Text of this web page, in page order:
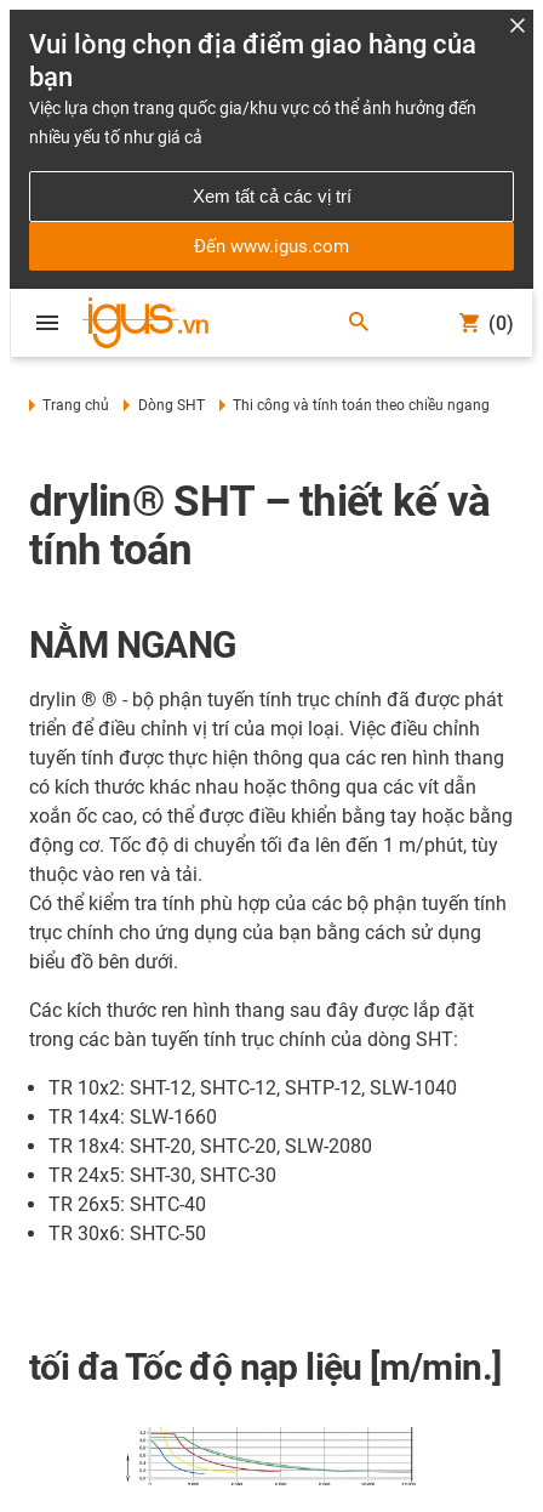
Vui lòng chọn địa điểm giao hàng của
bạn
Việc lựa chọn trang quốc gia/khu vực có thể ảnh hưởng đến
nhiều yếu tố như giá cả
Xem tất cả các vị trí
Đến www.igus.com
(0)
Trang chủ Dòng SHT Thi công và tính toán theo chiều ngang
drylin® SHT – thiết kế và
tính toán
NẰM NGANG
drylin ® ® - bộ phận tuyến tính trục chính đã được phát
triển để điều chỉnh vị trí của mọi loại. Việc điều chỉnh
tuyến tính được thực hiện thông qua các ren hình thang
có kích thước khác nhau hoặc thông qua các vít dẫn
xoắn ốc cao, có thể được điều khiển bằng tay hoặc bằng
động cơ. Tốc độ di chuyển tối đa lên đến 1 m/phút, tùy
thuộc vào ren và tải.
Có thể kiểm tra tính phù hợp của các bộ phận tuyến tính
trục chính cho ứng dụng của bạn bằng cách sử dụng
biểu đồ bên dưới.
Các kích thước ren hình thang sau đây được lắp đặt
trong các bàn tuyến tính trục chính của dòng SHT:
TR 10x2: SHT-12, SHTC-12, SHTP-12, SLW-1040
TR 14x4: SLW-1660
TR 18x4: SHT-20, SHTC-20, SLW-2080
TR 24x5: SHT-30, SHTC-30
TR 26x5: SHTC-40
TR 30x6: SHTC-50
tối đa Tốc độ nạp liệu [m/min.]